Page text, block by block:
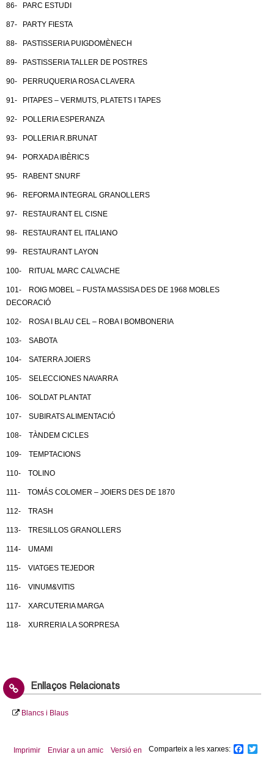
86- PARC ESTUDI
87- PARTY FIESTA
88- PASTISSERIA PUIGDOMÈNECH
89- PASTISSERIA TALLER DE POSTRES
90- PERRUQUERIA ROSA CLAVERA
91- PITAPES – VERMUTS, PLATETS I TAPES
92- POLLERIA ESPERANZA
93- POLLERIA R.BRUNAT
94- PORXADA IBÈRICS
95- RABENT SNURF
96- REFORMA INTEGRAL GRANOLLERS
97- RESTAURANT EL CISNE
98- RESTAURANT EL ITALIANO
99- RESTAURANT LAYON
100- RITUAL MARC CALVACHE
101- ROIG MOBEL – FUSTA MASSISA DES DE 1968 MOBLES
DECORACIÓ
102- ROSA I BLAU CEL – ROBA I BOMBONERIA
103- SABOTA
104- SATERRA JOIERS
105- SELECCIONES NAVARRA
106- SOLDAT PLANTAT
107- SUBIRATS ALIMENTACIÓ
108- TÀNDEM CICLES
109- TEMPTACIONS
110- TOLINO
111- TOMÁS COLOMER – JOIERS DES DE 1870
112- TRASH
113- TRESILLOS GRANOLLERS
114- UMAMI
115- VIATGES TEJEDOR
116- VINUM&VITIS
117- XARCUTERIA MARGA
118- XURRERIA LA SORPRESA
Enllaços Relacionats
Blancs i Blaus
Comparteix a les xarxes:
Imprimir Enviar a un amic
Versió en